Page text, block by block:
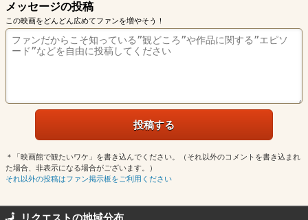
メッセージの投稿
この映画をどんどん広めてファンを増やそう！
＊「映画館で観たいワケ」を書き込んでください。（それ以外のコメントを書き込まれ
た場合、非表示になる場合がございます。）
それ以外の投稿はファン掲示板をご利用ください